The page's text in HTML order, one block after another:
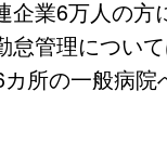
企業6万人の方
怠管理につい
所の一般病院